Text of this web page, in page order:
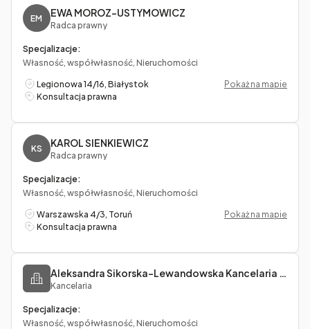
EM EWA MOROZ-USTYMOWICZ
Radca prawny
Specjalizacje:
Własność, współwłasność, Nieruchomości
Legionowa 14/16, Białystok
Pokaż na mapie
Konsultacja prawna
KS KAROL SIENKIEWICZ
Radca prawny
Specjalizacje:
Własność, współwłasność, Nieruchomości
Warszawska 4/3, Toruń
Pokaż na mapie
Konsultacja prawna
Kancelaria
Specjalizacje:
Własność, współwłasność, Nieruchomości